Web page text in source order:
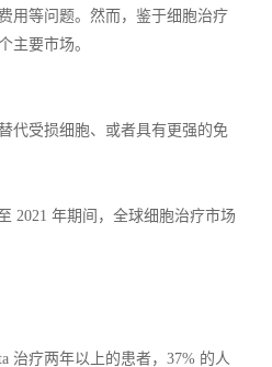
用等问题。然而，鉴于细胞治疗
主要市场。
代受损细胞、或者具有更强的免
2021 年期间，全球细胞治疗市场
治疗两年以上的患者，37% 的人